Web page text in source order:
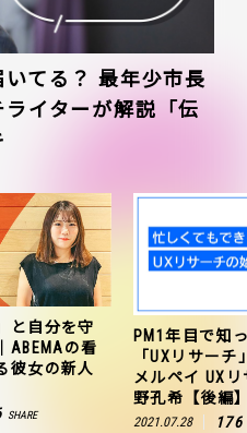
てる？ 最年少市長
イターが解説「伝
と自分を守
ABEMAの看
彼女の新人
SHARE
PM1年目で知
「UXリサー
メルペイ UX
野孔希【後編
2021.07.28 176